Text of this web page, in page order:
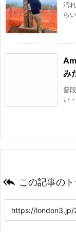
汚
ら
み
普
い
 この記事の